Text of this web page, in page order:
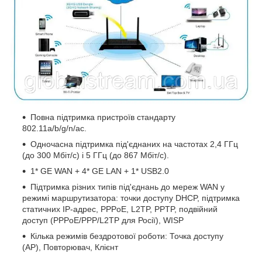
Повна підтримка пристроїв стандарту
802.11a/b/g/n/ac.
Одночасна підтримка під'єднаних на частотах 2,4 ГГц
(до 300 Мбіт/с) і 5 ГГц (до 867 Мбіт/с).
1* GE WAN + 4* GE LAN + 1* USB2.0
Підтримка різних типів під'єднань до мереж WAN у
режимі маршрутизатора: точки доступу DHCP, підтримка
статичних IP-адрес, PPPoE, L2TP, PPTP, подвійний
доступ (PPPoE/PPP/L2TP для Росії), WISP
Кілька режимів бездротової роботи: Точка доступу
(АР), Повторювач, Клієнт